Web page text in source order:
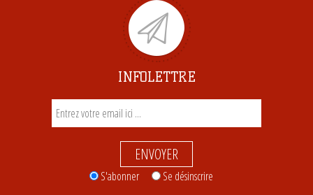
INFOLETTRE
ENVOYER
S'abonner Se désinscrire